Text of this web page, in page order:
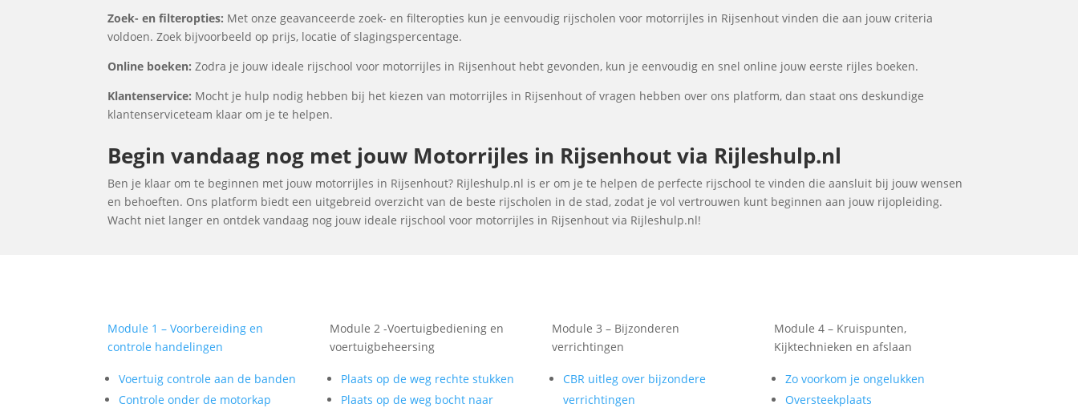
Zoek- en filteropties: Met onze geavanceerde zoek- en filteropties kun je eenvoudig rijscholen voor motorrijles in Rijsenhout vinden die aan jouw criteria
voldoen. Zoek bijvoorbeeld op prijs, locatie of slagingspercentage.
Online boeken: Zodra je jouw ideale rijschool voor motorrijles in Rijsenhout hebt gevonden, kun je eenvoudig en snel online jouw eerste rijles boeken.
Klantenservice: Mocht je hulp nodig hebben bij het kiezen van motorrijles in Rijsenhout of vragen hebben over ons platform, dan staat ons deskundige
klantenserviceteam klaar om je te helpen.
Begin vandaag nog met jouw Motorrijles in Rijsenhout via Rijleshulp.nl
Ben je klaar om te beginnen met jouw motorrijles in Rijsenhout? Rijleshulp.nl is er om je te helpen de perfecte rijschool te vinden die aansluit bij jouw wensen
en behoeften. Ons platform biedt een uitgebreid overzicht van de beste rijscholen in de stad, zodat je vol vertrouwen kunt beginnen aan jouw rijopleiding.
Wacht niet langer en ontdek vandaag nog jouw ideale rijschool voor motorrijles in Rijsenhout via Rijleshulp.nl!
Module 1 – Voorbereiding en
controle handelingen
Voertuig controle aan de banden
Controle onder de motorkap
Module 2 -Voertuigbediening en
voertuigbeheersing
Plaats op de weg rechte stukken
Plaats op de weg bocht naar
Module 3 – Bijzonderen
verrichtingen
CBR uitleg over bijzondere
verrichtingen
Module 4 – Kruispunten,
Kijktechnieken en afslaan
Zo voorkom je ongelukken
Oversteekplaats